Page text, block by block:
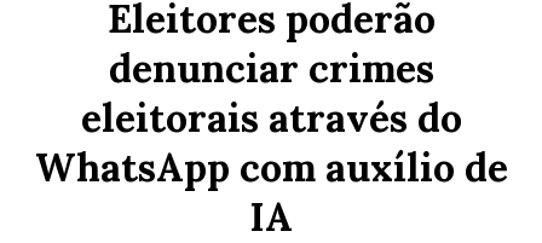
Eleitores poderão
denunciar crimes
eleitorais através do
WhatsApp com auxílio de
IA